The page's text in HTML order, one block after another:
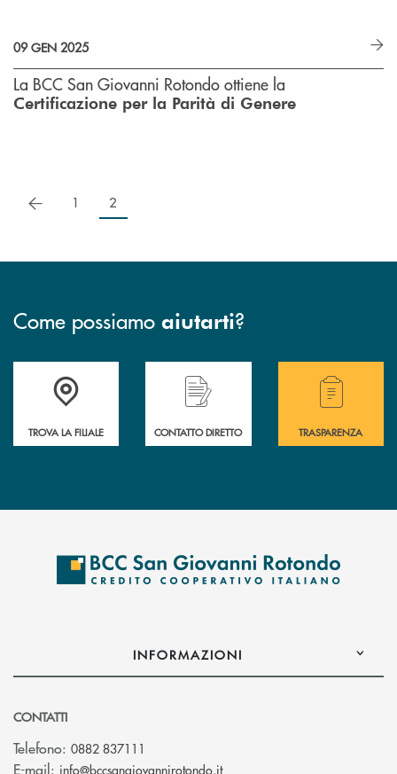
09 GEN 2025
La BCC San Giovanni Rotondo ottiene la
Certificazione per la Parità di Genere
precedente
1 2
Come possiamo aiutarti?
Accedi all' elenco completo delle filiali della BCC San Giovanni
TROVA LA FILIALE
Hai bisogno di assistenza immediata?
CONTATTO DIRETTO
Hai bisogno di
TRASPARENZA
INFORMAZIONI
CONTATTI
Telefono: 0882 837111
E-mail: info@bccsangiovannirotondo.it(si apre l’app di posta